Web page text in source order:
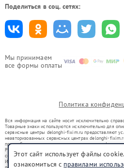
Мы принимаем
все формы оплаты
Поделиться в соц. сетях:
Политика
Вся информация на сайте носит исключительно
Товарные знаки используются исключительно для
сервисные центры delonghi-fixim.ru предоставляют
неавторизованных сервисных центрах delonghi-
правообладателями товарных знаков или их
Ремонт осуществляется для устройств, уже
со статьей 1487 ГК РФ.
Использование товарных знаков не преследует цели
Этот сайт использует файлы
ознакомиться с правилами